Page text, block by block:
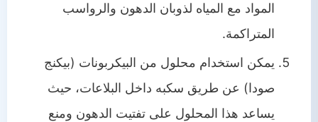
المواد مع المياه لذوبان الدهون والرواسب
المتراكمة.
يمكن استخدام محلول من البيكربونات (بيكنج
صودا) عن طريق سكبه داخل البلاعات، حيث
يساعد هذا المحلول على تفتيت الدهون ومنع